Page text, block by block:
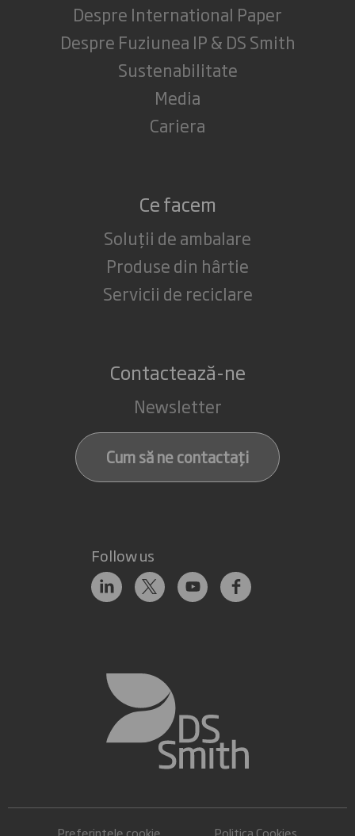
Despre International Paper
Despre Fuziunea IP & DS Smith
Sustenabilitate
Media
Cariera
Ce facem
Soluții de ambalare
Produse din hârtie
Servicii de reciclare
Contactează-ne
Newsletter
Cum să ne contactați
Follow us
Preferințele cookie Politica Cookies